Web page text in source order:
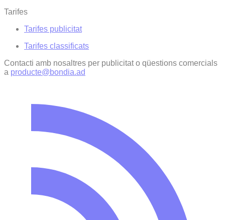
Tarifes
Tarifes publicitat
Tarifes classificats
Contacti amb nosaltres per publicitat o qüestions comercials
a producte@bondia.ad